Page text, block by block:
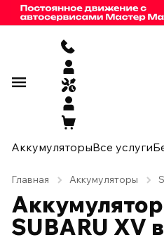
АккумуляторыВсе услуги
Главная Аккумуляторы
SUBARU XV